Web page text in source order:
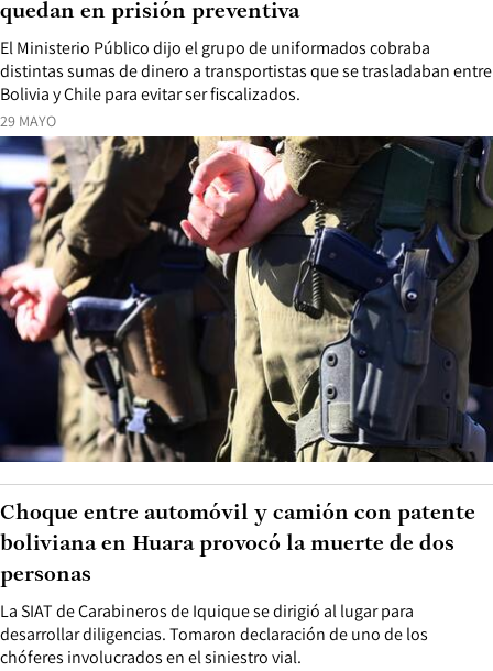
29 MAYO
El Ministerio Público dijo el grupo de uniformados cobraba
distintas sumas de dinero a transportistas que se trasladaban entre
Bolivia y Chile para evitar ser fiscalizados.
quedan en prisión preventiva
La SIAT de Carabineros de Iquique se dirigió al lugar para
desarrollar diligencias. Tomaron declaración de uno de los
chóferes involucrados en el siniestro vial.
Choque entre automóvil y camión con patente
boliviana en Huara provocó la muerte de dos
personas